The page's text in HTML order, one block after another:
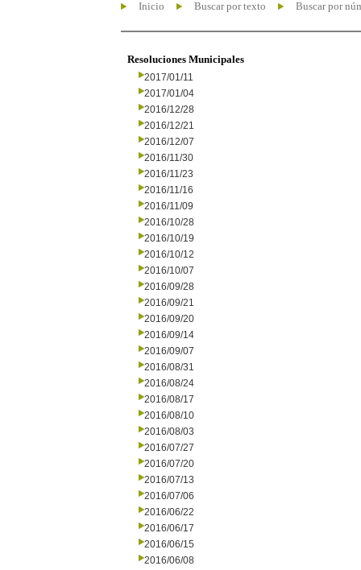
Inicio Buscar por texto Buscar por
Resoluciones Municipales
2017/01/11
2017/01/04
2016/12/28
2016/12/21
2016/12/07
2016/11/30
2016/11/23
2016/11/16
2016/11/09
2016/10/28
2016/10/19
2016/10/12
2016/10/07
2016/09/28
2016/09/21
2016/09/20
2016/09/14
2016/09/07
2016/08/31
2016/08/24
2016/08/17
2016/08/10
2016/08/03
2016/07/27
2016/07/20
2016/07/13
2016/07/06
2016/06/22
2016/06/17
2016/06/15
2016/06/08